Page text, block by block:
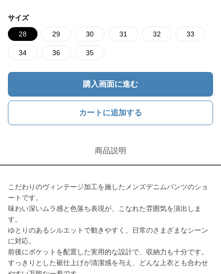
サイズ
28 29 30 31 32 33
34 36 35
購入画面に進む
カートに追加する
商品説明
こだわりのヴィンテージ加工を施したメンズデニムパンツのショ
ートです。
味わい深いムラ感と色落ち表現が、こなれた雰囲気を演出しま
す。
ゆとりのあるシルエットで動きやすく、日常のさまざまなシーン
に対応。
前後にポケットを配置した実用的な設計で、収納力も十分です。
すっきりとした裾仕上げが清潔感を与え、どんな上衣とも合わせ